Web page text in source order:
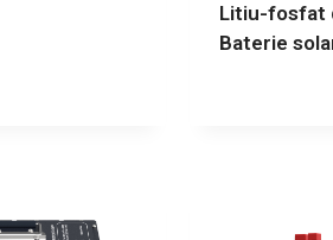
Litiu-fosfat
Baterie